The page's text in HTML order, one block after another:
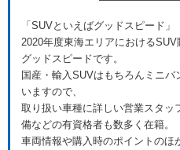
「SUVといえばグッドスピード」
2020年度東海エリアにおける
グッドスピードです。
国産・輸入SUVはもちろんミニ
いますので、
取り扱い車種に詳しい営業スタッ
備などの有資格者も数多く在籍。
車両情報や購入時のポイントのほ